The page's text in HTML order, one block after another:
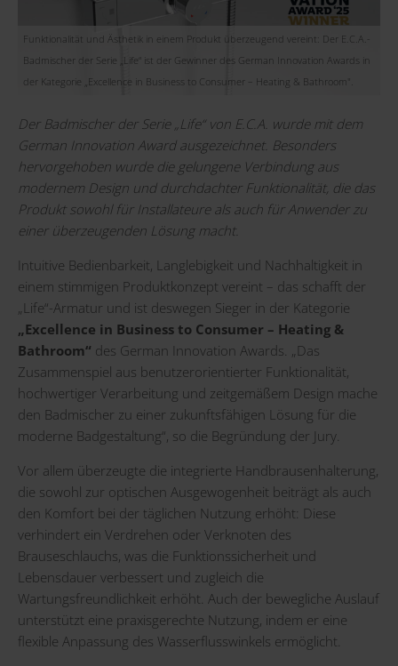
Funktionalität und Ästhetik in einem Produkt überzeugend vereint: Der E.C.A.-
Badmischer der Serie „Life“ ist der Gewinner des German Innovation Awards in
der Kategorie „Excellence in Business to Consumer – Heating & Bathroom".
Der Badmischer der Serie „Life“ von E.C.A. wurde mit dem
German Innovation Award ausgezeichnet. Besonders
hervorgehoben wurde die gelungene Verbindung aus
modernem Design und durchdachter Funktionalität, die das
Produkt sowohl für Installateure als auch für Anwender zu
einer überzeugenden Lösung macht.
Intuitive Bedienbarkeit, Langlebigkeit und Nachhaltigkeit in
einem stimmigen Produktkonzept vereint – das schafft der
„Life“-Armatur und ist deswegen Sieger in der Kategorie
„Excellence in Business to Consumer – Heating &
Bathroom“ des German Innovation Awards. „Das
Zusammenspiel aus benutzerorientierter Funktionalität,
hochwertiger Verarbeitung und zeitgemäßem Design mache
den Badmischer zu einer zukunftsfähigen Lösung für die
moderne Badgestaltung“, so die Begründung der Jury.
Vor allem überzeugte die integrierte Handbrausenhalterung,
die sowohl zur optischen Ausgewogenheit beiträgt als auch
den Komfort bei der täglichen Nutzung erhöht: Diese
verhindert ein Verdrehen oder Verknoten des
Brauseschlauchs, was die Funktionssicherheit und
Lebensdauer verbessert und zugleich die
Wartungsfreundlichkeit erhöht. Auch der bewegliche Auslauf
unterstützt eine praxisgerechte Nutzung, indem er eine
flexible Anpassung des Wasserflusswinkels ermöglicht.